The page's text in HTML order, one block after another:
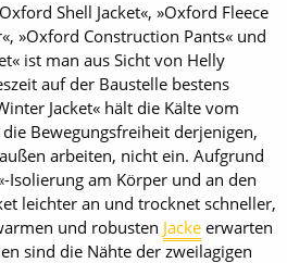
Shell Jacket«, »Oxford Fleece
»Oxford Construction Pants« und
ist man aus Sicht von Helly
auf der Baustelle bestens
Jacket« hält die Kälte vom
Bewegungsfreiheit derjenigen,
arbeiten, nicht ein. Aufgrund
Isolierung am Körper und an den
leichter an und trocknet schneller,
und robusten Jacke erwarten
sind die Nähte der zweilagigen